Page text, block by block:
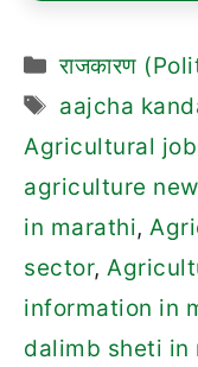
Categories
राजकारण
Tags
aajcha
Agricultural
agriculture
in marathi,
sector,
information in
dalimb sheti in